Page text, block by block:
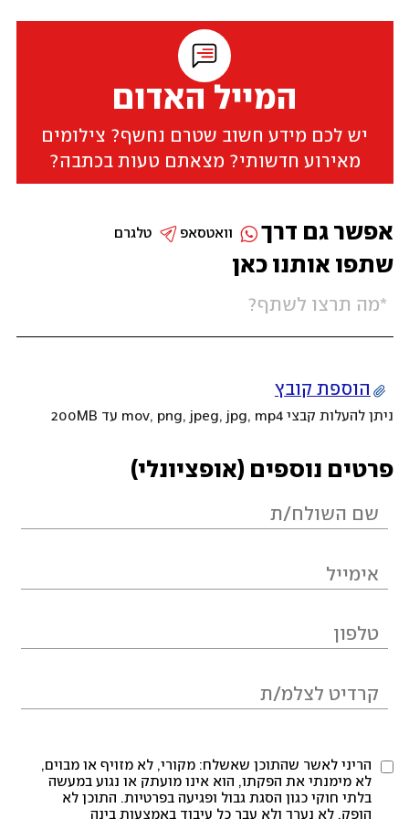
המייל האדום
יש לכם מידע חשוב שטרם נחשף? צילומים
מאירוע חדשותי? מצאתם טעות בכתבה?
שתפו אותנו כאן
הוספת קובץ
ניתן להעלות קבצי mov, png, jpeg, jpg, mp4 עד 200MB
פרטים נוספים (אופציונלי)
הריני לאשר שהתוכן שאשלח: מקורי, לא מזויף או מבוים,
לא מימנתי את הפקתו, הוא אינו מועתק או נגוע במעשה
בלתי חוקי כגון הסגת גבול ופגיעה בפרטיות. התוכן לא
הופק, לא נערך ולא עבר כל עיבוד באמצעות בינה
אפשר גם דרך טלגרם וואטסאפ